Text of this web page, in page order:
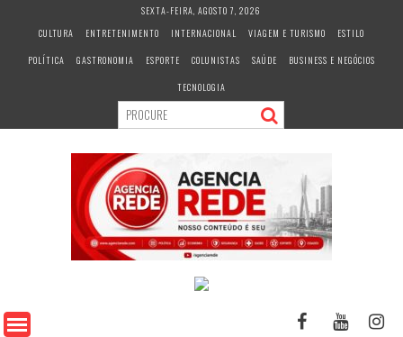
c
SEXTA-FEIRA, AGOSTO 7, 2026
CULTURA
ENTRETENIMENTO INTERNACIONAL VIAGEM E TURISMO
ESTILO
POLÍTICA
GASTRONOMIA ESPORTE COLUNISTAS SAÚDE
BUSINESS E NEGÓCIOS
TECNOLOGIA